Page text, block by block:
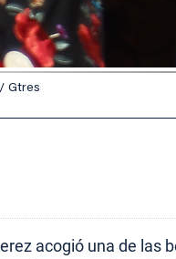
Gtres
acogió una de las